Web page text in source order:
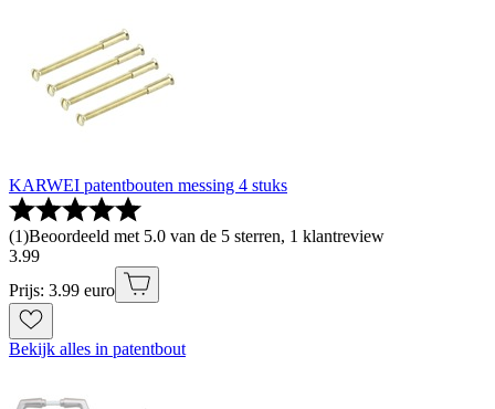
KARWEI patentbouten messing 4 stuks
(1)Beoordeeld met 5.0 van de 5 sterren, 1 klantreview
3.99
Prijs: 3.99 euro
Bekijk alles in patentbout